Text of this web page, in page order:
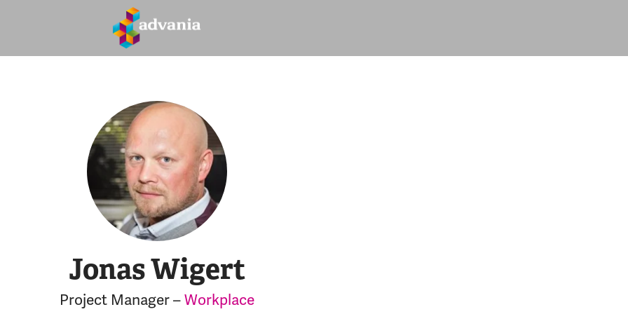
Jonas Wigert
Project Manager –Workplace